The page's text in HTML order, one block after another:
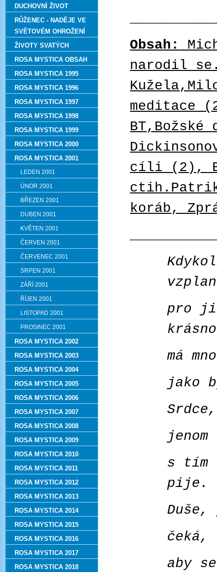
Obsah:
narodil
meditace
cíli (2),
koráb,
pro
má
jako
s tím
pije.
čeká,
aby
DUCHOVNÍ ŽIVOT
RŮŽENEC - NADĚJE VE
SVĚTOVÉM OHROŽENÍ
ŽIVOTY SVATÝCH
ROSA MYSTICA OBSAH
ROSA MYSTICA 1995
ROSA MYSTICA 1996
ROSA MYSTICA 1997
ROSA MYSTICA 1998
ROSA MYSTICA 1999
ROSA MYSTICA 2000
ROSA MYSTICA 2001
LEDEN 2001
ÚNOR 2001
BŘEZEN 2001
DUBEN 2001
KVĚTEN 2001
ČERVEN 2001
ČERVENEC 2001
SRPEN 2001
ZÁŘÍ 2001
ŘÍJEN 2001
LISTOPAD 2001
PROSINEC 2001
ROSA MYSTICA 2002
ROSA MYSTICA 2003
ROSA MYSTICA 2004
ROSA MYSTICA 2005
ROSA MYSTICA 2006
ROSA MYSTICA 2007
ROSA MYSTICA 2008
ROSA MYSTICA 2009
ROSA MYSTICA 2010
ROSA MYSTICA 2011
ROSA MYSTICA 2012
ROSA MYSTICA 2013
ROSA MYSTICA 2014
ROSA MYSTICA 2015
ROSA MYSTICA 2016
ROSA MYSTICA 2017
ROSA MYSTICA 2018